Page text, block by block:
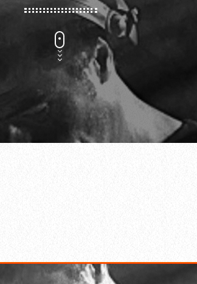
DEEPER IN THE NIGHT
PROGRAMMATION E-KWALITY À VENIR